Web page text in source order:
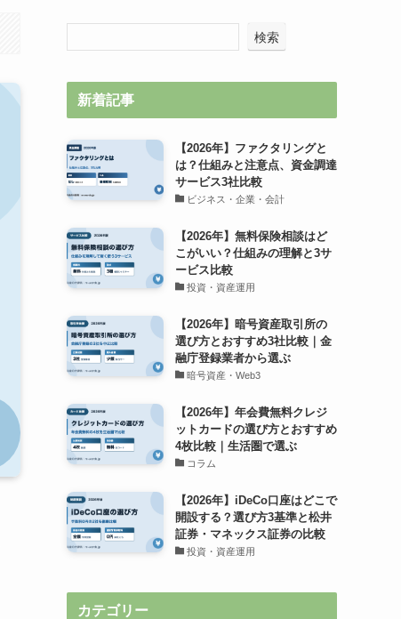
検索
新着記事
【2026年】ファクタリングと
は？仕組みと注意点、資金調達
サービス3社比較
ビジネス・企業・会計
【2026年】無料保険相談はど
こがいい？仕組みの理解と3サ
ービス比較
投資・資産運用
【2026年】暗号資産取引所の
選び方とおすすめ3社比較｜金
融庁登録業者から選ぶ
暗号資産・Web3
【2026年】年会費無料クレジ
ットカードの選び方とおすすめ
4枚比較｜生活圏で選ぶ
コラム
【2026年】iDeCo口座はどこで
開設する？選び方3基準と松井
証券・マネックス証券の比較
投資・資産運用
カテゴリー